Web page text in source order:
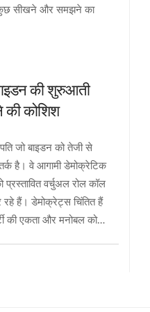
कुछ सीखने और समझने का
की शुरुआती
की कोशिश
जो बाइडन को तेजी से
है। वे आगामी डेमोक्रेटिक
वर्चुअल रोल कॉल
रहे हैं। डेमोक्रेट्स चिंतित हैं
की एकता और मनोबल को